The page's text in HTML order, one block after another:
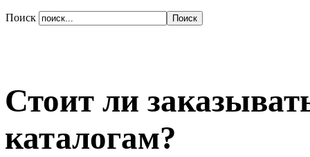
Поиск
Стоит ли
каталогам?